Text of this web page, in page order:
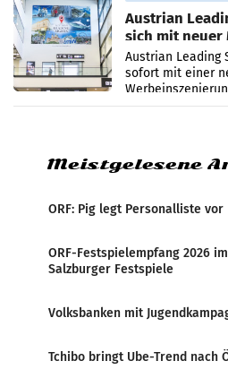
Austrian
sich mit neuer
Flughafen
Austrian Leading
sofort mit einer
Flughafen Wien.
Meistgelesene
ORF: Pig legt Personalliste vor
ORF-Festspielempfang 2026
Salzburger Festspiele
Volksbanken mit
Tchibo bringt Ube-Trend nach